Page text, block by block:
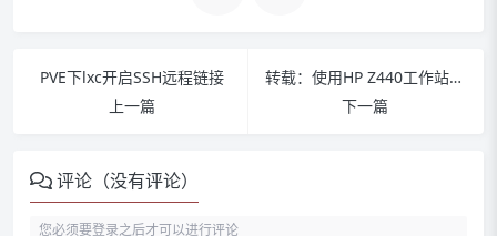
PVE下lxc开启SSH远程链接
上一篇
转载：使用HP Z440工作站主板 DIY低成本的256G内存主机
下一篇
评论（没有评论）
激活Windows